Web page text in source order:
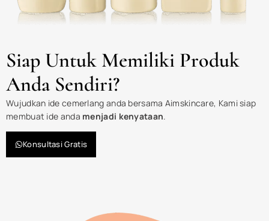
Siap Untuk Memiliki Produk
Anda Sendiri?
Wujudkan ide cemerlang anda bersama Aimskincare, Kami siap
membuat ide anda menjadi kenyataan.
Konsultasi Gratis